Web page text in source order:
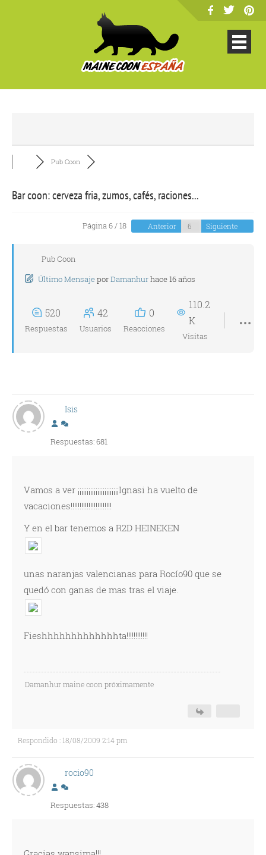
Pub Coon
Bar coon: cerveza fria, zumos, cafés, raciones...
Página 6 / 18 Anterior Siguiente
Pub Coon
Último MensajeporDamanhurhace 16 años
520
Respuestas
42
Usuarios
0
Reacciones
110.2
K
Visitas
Isis
Respuestas: 681
Vamos a ver ¡¡¡¡¡¡¡¡¡¡¡¡¡¡¡¡¡¡¡¡¡¡¡Ignasi ha vuelto de
vacaciones!!!!!!!!!!!!!!!!!!!!!!!
Y en el bar tenemos a R2D HEINEKEN
unas naranjas valencianas para Rocío90 que se
quedó con ganas de mas tras el viaje.
Fieshhhhhhhhhhhhhta!!!!!!!!!!!!
Damanhur maine coon próximamente
Respondido : 18/08/2009 2:14 pm
rocio90
Respuestas: 438